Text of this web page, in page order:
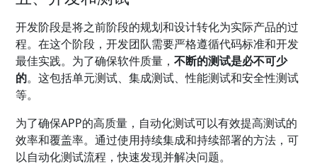
开发阶段是将之前阶段的规划和设计转化为实际产品的过
程。在这个阶段，开发团队需要严格遵循代码标准和开发
最佳实践。为了确保软件质量，不断的测试是必不可少
的。这包括单元测试、集成测试、性能测试和安全性测试
等。
为了确保APP的高质量，自动化测试可以有效提高测试的
效率和覆盖率。通过使用持续集成和持续部署的方法，可
以自动化测试流程，快速发现并解决问题。